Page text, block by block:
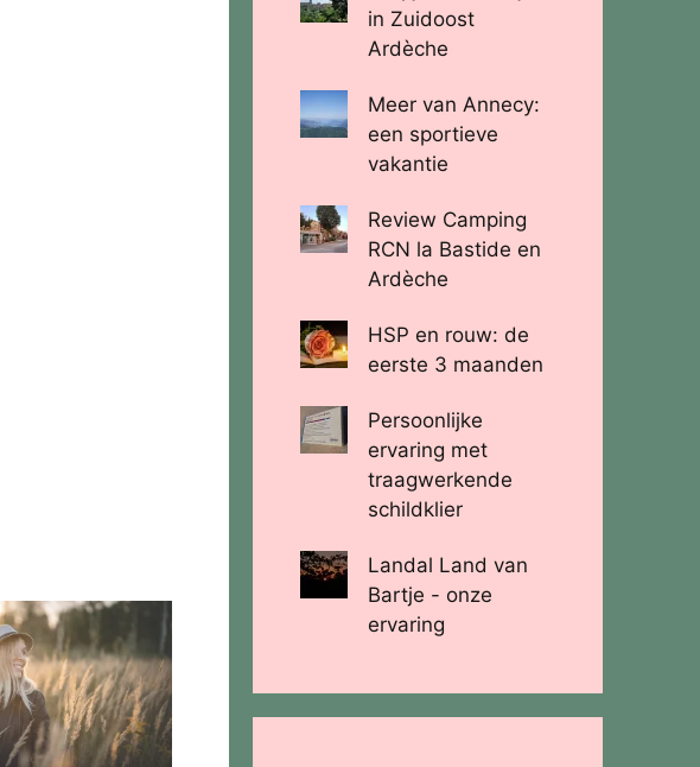
in Zuidoost
Ardèche
Meer van Annecy:
een sportieve
vakantie
Review Camping
RCN la Bastide en
Ardèche
HSP en rouw: de
eerste 3 maanden
Persoonlijke
ervaring met
traagwerkende
schildklier
Landal Land van
Bartje - onze
ervaring